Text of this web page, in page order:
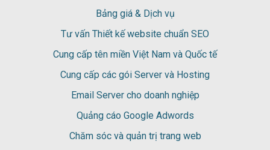
Bảng giá & Dịch vụ
Tư vấn Thiết kế website chuẩn SEO
Cung cấp tên miền Việt Nam và Quốc tế
Cung cấp các gói Server và Hosting
Email Server cho doanh nghiệp
Quảng cáo Google Adwords
Chăm sóc và quản trị trang web